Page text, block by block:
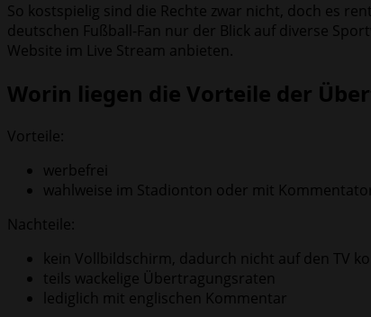
So kostspielig sind die Rechte zwar nicht, doch es
deutschen Fußball-Fan nur der Blick auf diverse
Website im Live Stream anbieten.
Worin liegen die Vorteile der
Vorteile:
werbefrei
wahlweise im Stadionton oder mit
Nachteile:
kein Vollbildschirm, dadurch nicht auf den TV
teils wackelige Übertragungsraten
lediglich mit englischen Kommentar